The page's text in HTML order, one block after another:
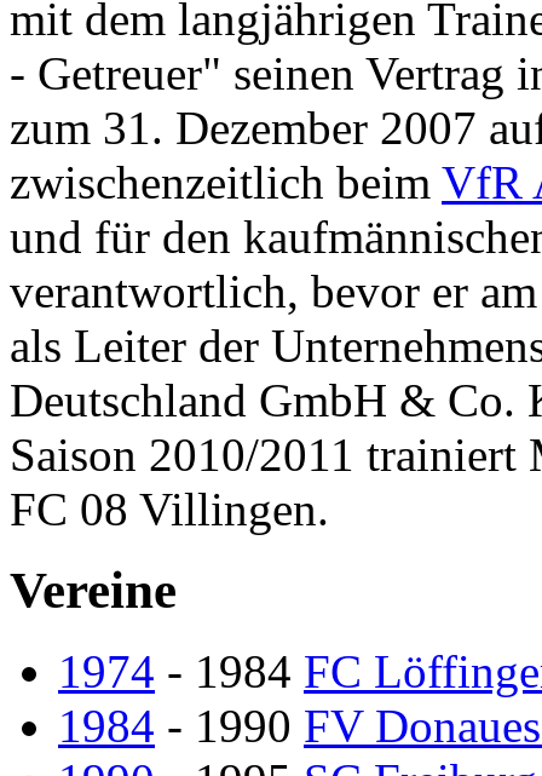
mit dem langjährigen
- Getreuer" seinen Vertrag
zum 31. Dezember 2007
zwischenzeitlich beim VfR
und für den
verantwortlich, bevor er
als Leiter der
Deutschland GmbH & Co.
Saison 2010/2011
FC 08 Villingen.
Vereine
1974 - 1984 FC
1984 - 1990 FV